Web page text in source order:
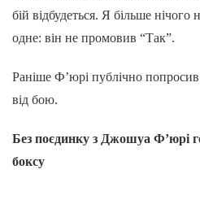
бій відбудеться. Я більше
одне: він не промовив “Так”.
Раніше Ф’юрі публічно
від бою.
Без поєдинку з Джошуа Ф’юрі
боксу